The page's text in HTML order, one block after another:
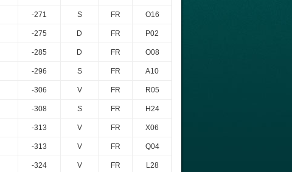
-271 S FR O16
-275 D FR P02
-285 D FR O08
-296 S FR A10
-306 V FR R05
-308 S FR H24
-313 V FR X06
-313 V FR Q04
-324 V FR L28